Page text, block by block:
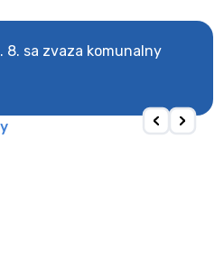
8. sa zvaza komunalny